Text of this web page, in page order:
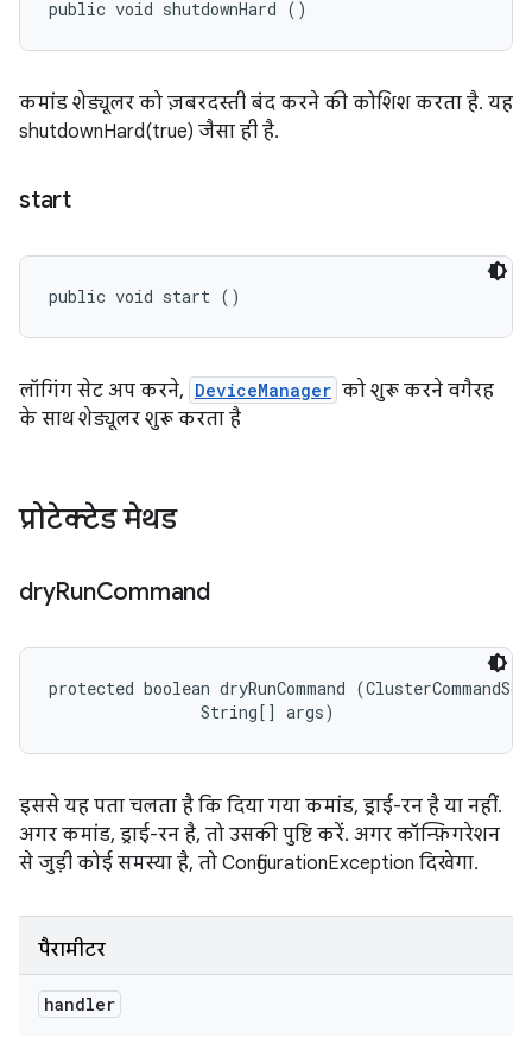
public void shutdownHard ()
कमांड शेड्यूलर को ज़बरदस्ती बंद करने की कोशिश करता है. यह
shutdownHard(true) जैसा ही है.
start
public void start ()
लॉगिंग सेट अप करने, DeviceManager को शुरू करने वगैरह
के साथ शेड्यूलर शुरू करता है
प्रोटेक्टेड मेथड
dryRunCommand
protected boolean dryRunCommand
                String[] args)
इससे यह पता चलता है कि दिया गया कमांड, ड्राई-रन है या नहीं.
अगर कमांड, ड्राई-रन है, तो उसकी पुष्टि करें. अगर कॉन्फ़िगरेशन
से जुड़ी कोई समस्या है, तो ConfigurationException दिखेगा.
पैरामीटर
handler